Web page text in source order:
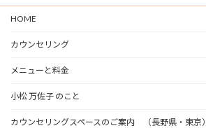
ー
カ
ブ
HOME
カウンセリング
メニューと料金
小松 万佐子 のこと
カウンセリングスペースのご案内 （長野県・東京）